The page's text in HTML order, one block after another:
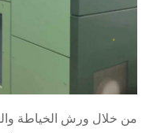
من خلال ورش الخياطة